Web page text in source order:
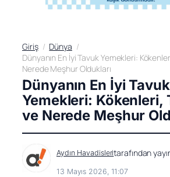
Giriş
Dünya
Dünyanın En İyi Tavuk Yemekleri:
Nerede Meşhur Oldukları
Dünyanın En İyi Tavuk
Yemekleri: Kökenleri,
ve Nerede Meşhur
Aydın Havadisleritarafından
13 Mayıs 2026, 11:07